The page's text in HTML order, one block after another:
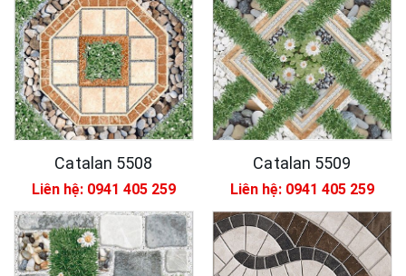
Catalan 5508
Liên hệ: 0941 405 259
Catalan 5509
Liên hệ: 0941 405 259